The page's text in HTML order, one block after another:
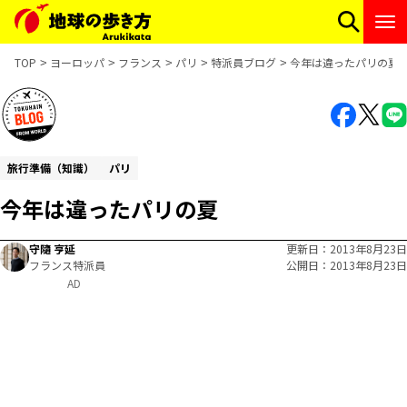
TOP ヨーロッパ フランス パリ 特派員ブログ 今年は違ったパリの夏
旅行準備（知識） パリ
今年は違ったパリの夏
守隨 亨延
フランス特派員
更新日
2013年8月23日
公開日
2013年8月23日
AD